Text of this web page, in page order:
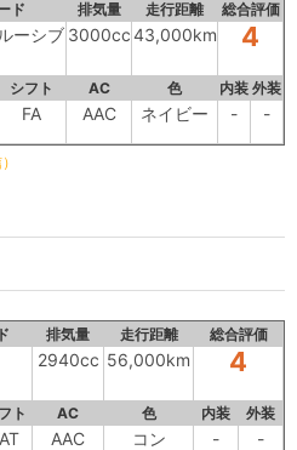
ド 排気量 走行距離 総合評価
ーシブ 3000cc43,000km 4
シフト AC 色 内装 外装
FA AAC ネイビー - -
排気量 走行距離 総合評価
2940cc 56,000km 4
ト AC 色 内装 外装
AAC コン - -